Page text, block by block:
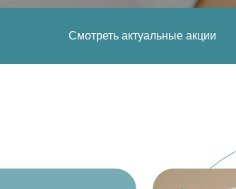
Смотреть актуальные акции